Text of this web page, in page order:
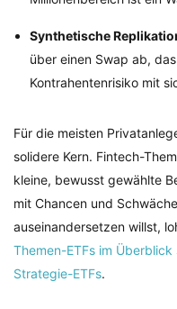
Synthetische
über einen Swap ab,
Kontrahentenrisiko mit
Für die meisten
solidere Kern. Fintech-
kleine, bewusst gewählte
mit Chancen und
auseinandersetzen willst,
Themen-ETFs im Überblick
Strategie-ETFs.